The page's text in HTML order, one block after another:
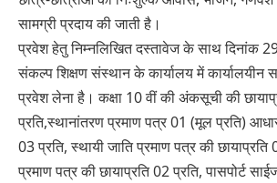
सामग्री प्रदाय की जाती है।
प्रवेश हेतु निम्नलिखित दस्तावेज के साथ दिनांक
संकल्प शिक्षण संस्थान के कार्यालय में कार्यालयीन
प्रवेश लेना है। कक्षा 10 वीं की अंकसूची की
प्रति,स्थानांतरण प्रमाण पत्र 01 (मूल प्रति)
03 प्रति, स्थायी जाति प्रमाण पत्र की छायाप्रति
प्रमाण पत्र की छायाप्रति 02 प्रति, पासपोर्ट